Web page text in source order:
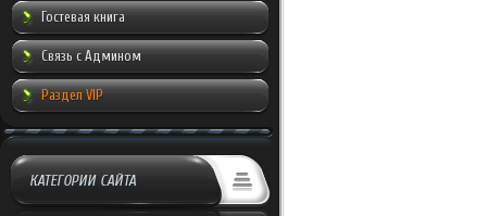
Гостевая книга
Связь с Админом
Раздел VIP
КАТЕГОРИИ САЙТА